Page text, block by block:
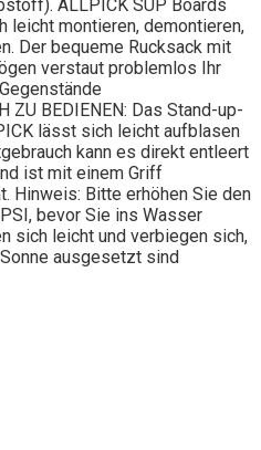
ALLPICK SUP Boards
leicht montieren, demontieren,
Der bequeme Rucksack mit
verstaut problemlos Ihr
ZU BEDIENEN: Das Stand-up-
lässt sich leicht aufblasen
kann es direkt entleert
ist mit einem Griff
Hinweis: Bitte erhöhen Sie den
bevor Sie ins Wasser
sich leicht und verbiegen sich,
ausgesetzt sind